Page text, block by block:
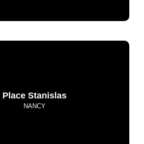
Place Stanislas
NANCY